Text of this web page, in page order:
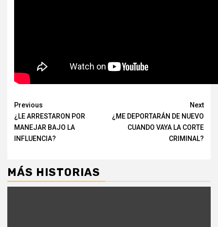
Continue
Reading
Previous
¿LE ARRESTARON POR
MANEJAR BAJO LA
INFLUENCIA?
Next
¿ME DEPORTARÁN DE NUEVO
CUANDO VAYA LA CORTE
CRIMINAL?
MÁS HISTORIAS